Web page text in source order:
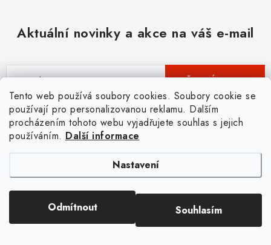
Tento web používá soubory cookies. Soubory cookie se
používají pro personalizovanou reklamu. Dalším
procházením tohoto webu vyjadřujete souhlas s jejich
používáním. Další informace
Nastavení
Odmítnout Souhlasím
Aktuální novinky a akce na váš e-mail
E-mail
Vložením e-mailu souhlasíte spodmínkami ochrany osobních údajů
PŘIHLÁSIT SE
Pomůžeme vám s výběrem
Potřebujete s něčím poradit? Jsme tu pro vás!